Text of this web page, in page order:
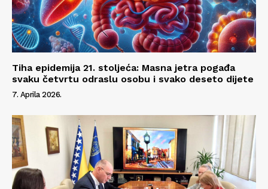
Tiha epidemija 21. stoljeća: Masna jetra pogađa
svaku četvrtu odraslu osobu i svako deseto dijete
7. Aprila 2026.